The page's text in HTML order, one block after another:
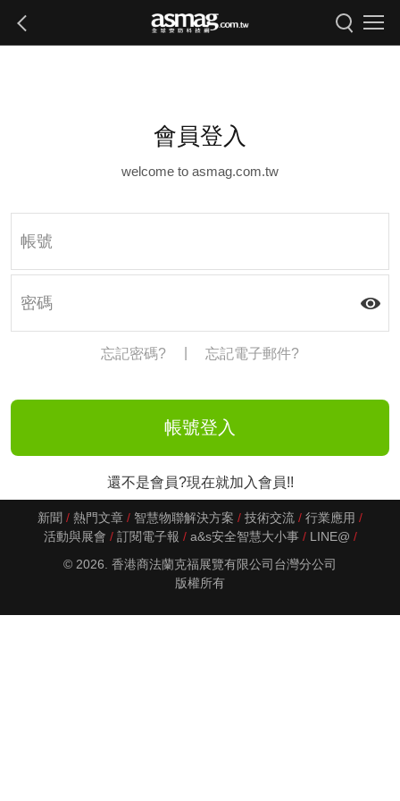
會員登入
welcome to asmag.com.tw
忘記密碼? 忘記電子郵件?
還不是會員?現在就加入會員!!
新聞 熱門文章 智慧物聯解決方案 技術交流
行業應用
活動與展會
訂閱電子報 a&s安全智慧大小事
LINE@
© 2026. 香港商法蘭克福展覽有限公司台灣分公司
版權所有